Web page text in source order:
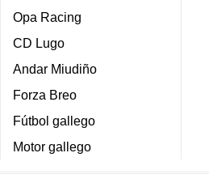
Opa Racing
CD Lugo
Andar Miudiño
Forza Breo
Fútbol gallego
Motor gallego